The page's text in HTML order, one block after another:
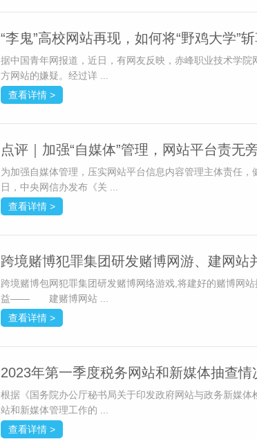
“李鬼”高校网站再现，如何将“野鸡大学”
据中国青年网报道，近日，有网友反映，赤峰职业技术学
方网站的嫌疑。经过详 ...
查看详情 >
点评｜加强“自媒体”管理，网站平台责无
为加强自媒体管理，压实网站平台信息内容管理主体责任
日，中央网信办发布《关 ...
查看详情 >
跨境赌博犯罪集团研发赌博网游、建网站
跨境赌博包网犯罪集团研发赌博网络游戏,将建好的赌博网
益—— 建赌博网站 ...
查看详情 >
2023年第一季度税务网站和新媒体抽查情
根据《国务院办公厅秘书局关于印发政府网站与政务新媒
站和新媒体管理工作的 ...
查看详情 >